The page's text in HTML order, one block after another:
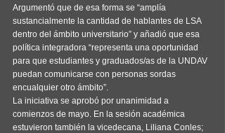
Argumentó que de esa forma se “amplía
sustancialmente la cantidad de hablantes de LSA
dentro del ámbito universitario” y añadió que esa
política integradora “representa una oportunidad
para que estudiantes y graduados/as de la UNDAV
puedan comunicarse con personas sordas
encualquier otro ámbito”.
La iniciativa se aprobó por unanimidad a
comienzos de mayo. En la sesión académica
estuvieron también la vicedecana, Liliana Conles;